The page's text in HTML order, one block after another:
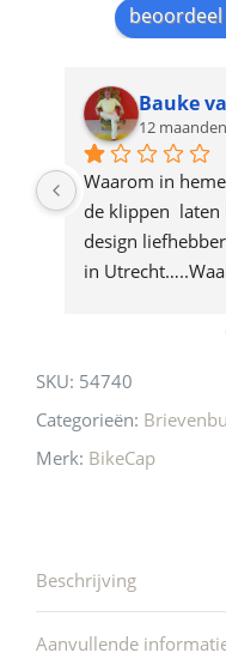
product
Bauke
12
Waarom in
de klippen  laten
design
in
SKU: 54740
Categorieën:
Merk: BikeCap
Beschrijving
Aanvullende